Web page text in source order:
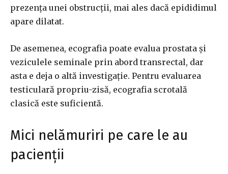
prezența unei obstrucții, mai ales dacă epididimul
apare dilatat.
De asemenea, ecografia poate evalua prostata și
veziculele seminale prin abord transrectal, dar
asta e deja o altă investigație. Pentru evaluarea
testiculară propriu-zisă, ecografia scrotală
clasică este suficientă.
Mici nelămuriri pe care le au
pacienții